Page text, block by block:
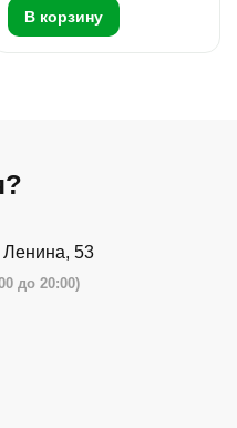
В корзину
Ленина, 53
до 20:00)